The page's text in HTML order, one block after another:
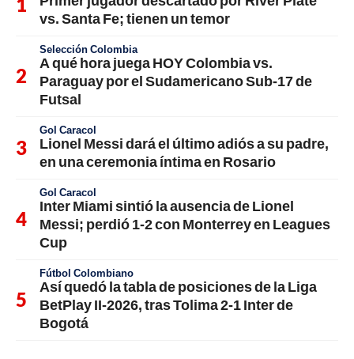
vs. Santa Fe; tienen un temor
Selección Colombia
A qué hora juega HOY Colombia vs.
Paraguay por el Sudamericano Sub-17 de
Futsal
Gol Caracol
Lionel Messi dará el último adiós a su padre,
en una ceremonia íntima en Rosario
Gol Caracol
Inter Miami sintió la ausencia de Lionel
Messi; perdió 1-2 con Monterrey en Leagues
Cup
Fútbol Colombiano
Así quedó la tabla de posiciones de la Liga
BetPlay II-2026, tras Tolima 2-1 Inter de
Bogotá